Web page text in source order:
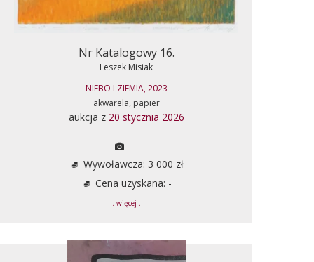
Nr Katalogowy 16.
Leszek Misiak
NIEBO I ZIEMIA, 2023
akwarela, papier
aukcja z 20 stycznia 2026
Wywoławcza: 3 000 zł
Cena uzyskana: -
... więcej ...